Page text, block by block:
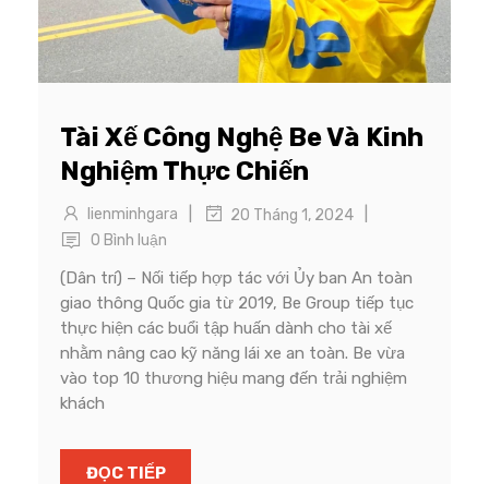
Tài Xế Công Nghệ Be Và Kinh
Nghiệm Thực Chiến
lienminhgara 20 Tháng 1, 2024
0 Bình luận
(Dân trí) – Nối tiếp hợp tác với Ủy ban An toàn
giao thông Quốc gia từ 2019, Be Group tiếp tục
thực hiện các buổi tập huấn dành cho tài xế
nhằm nâng cao kỹ năng lái xe an toàn. Be vừa
vào top 10 thương hiệu mang đến trải nghiệm
khách
ĐỌC TIẾP